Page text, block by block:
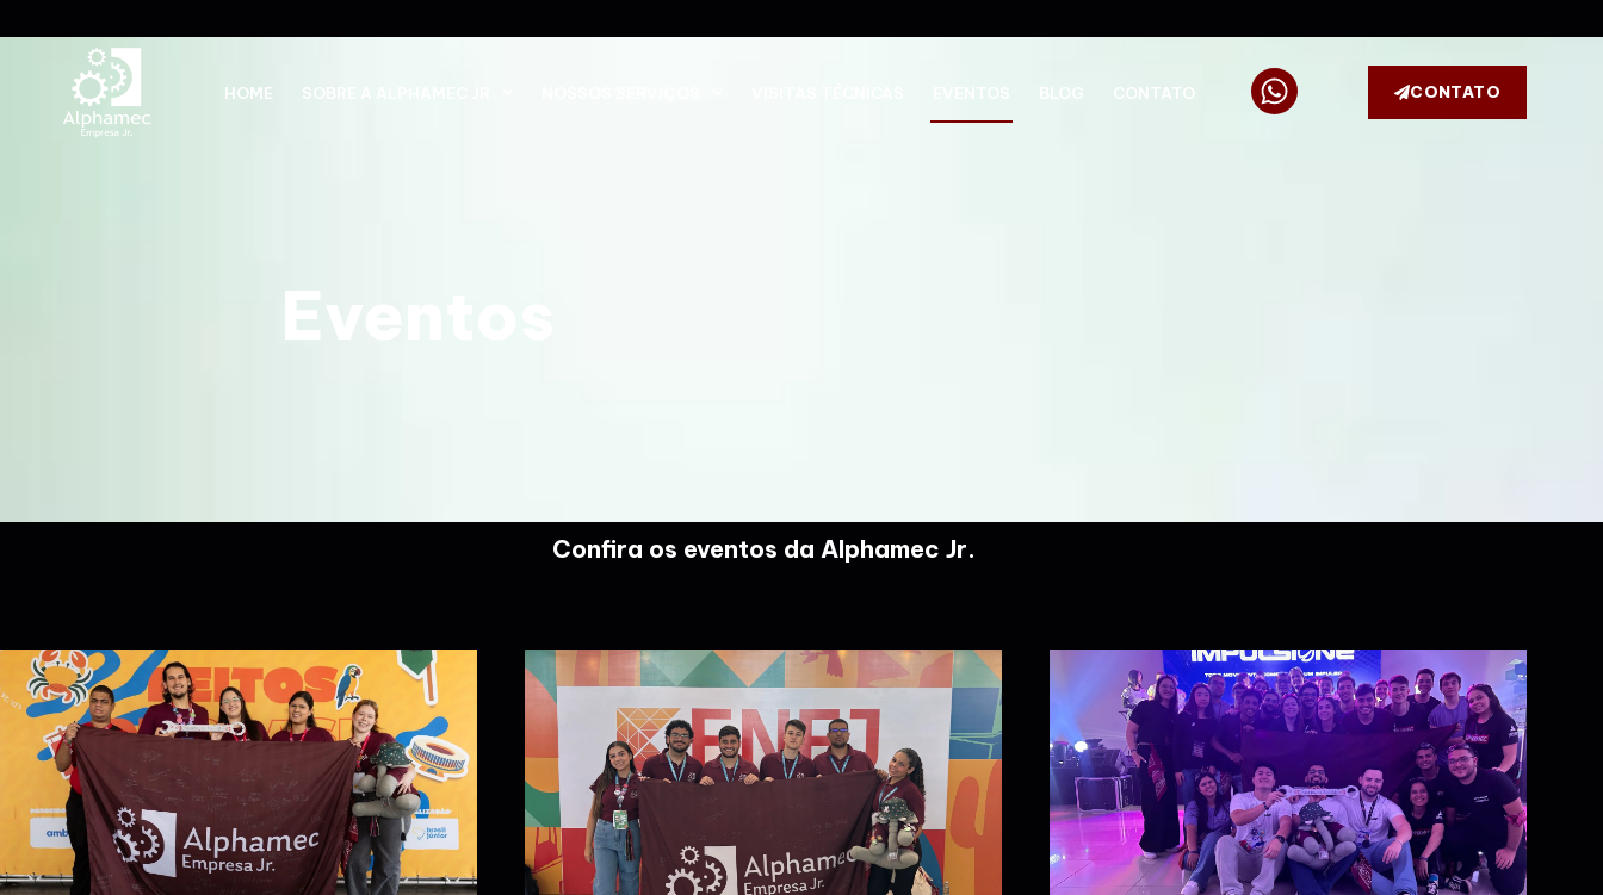
HOME SOBRE A ALPHAMEC JR CONTATO CONTATO
Eventos
Confira os eventos da Alphamec Jr.